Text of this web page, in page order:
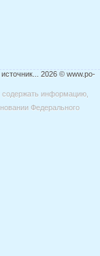
2026 © www.po-
информацию,
Федерального